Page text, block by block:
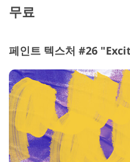
무료
페인트 텍스처 #26